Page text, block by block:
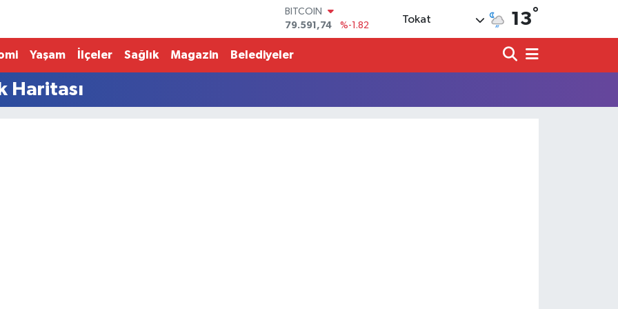
BITCOIN
79.591,74
%-1.82
DOLAR
45,43620
61,60380
%0.18
Tokat 13°
Yaşam İlçeler Sağlık Magazin Belediyeler
Haritası